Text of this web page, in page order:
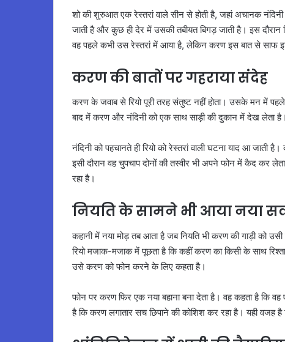
शो की शुरुआत एक रेस्तरां वाले सीन से होती है, जहां अचानक
जाती है और कुछ ही देर में उसकी तबीयत बिगड़ जाती है। इस
वह पहले कभी उस रेस्तरां में आया है, लेकिन करण इस बात से साफ
करण की बातों पर गहराया संदेह
करण के जवाब से रियो पूरी तरह संतुष्ट नहीं होता। उसके मन में
बाद में करण और नंदिनी को एक साथ साड़ी की दुकान में देख लेता है।
नंदिनी को पहचानते ही रियो को रेस्तरां वाली घटना याद आ
इसी दौरान वह चुपचाप दोनों की तस्वीर भी अपने फोन में कैद कर
रहा है।
नियति के सामने भी आया नया
कहानी में नया मोड़ तब आता है जब नियति भी करण की गाड़ी को
रियो मजाक-मजाक में पूछता है कि कहीं करण का किसी के साथ
उसे करण को फोन करने के लिए कहता है।
फोन पर करण फिर एक नया बहाना बना देता है। वह कहता है कि
है कि करण लगातार सच छिपाने की कोशिश कर रहा है। यही वजह